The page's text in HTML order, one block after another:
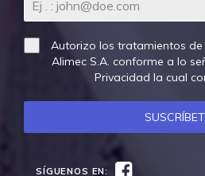
Autorizo los tratamientos
Alimec S.A. conforme a lo
Privacidad la cual
SÍGUENOS EN: Facebook